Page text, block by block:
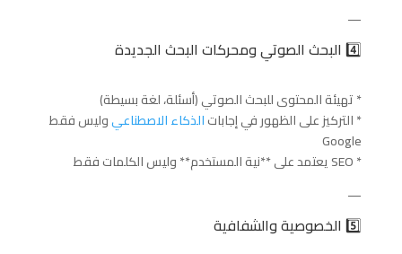
—
4️⃣ البحث الصوتي ومحركات البحث الجديدة
* تهيئة المحتوى للبحث الصوتي (أسئلة، لغة بسيطة)
* التركيز على الظهور في إجاباتالذكاء الاصطناعيوليس فقط
Google
* SEO يعتمد على **نية المستخدم** وليس الكلمات فقط
—
5️⃣ الخصوصية والشفافية